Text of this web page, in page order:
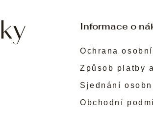
Informace o
Ochrana
Způsob platby
Sjednání
Obchodní